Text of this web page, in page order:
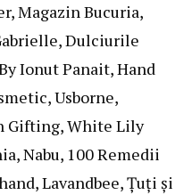
Magazin Bucuria,
Dulciurile
Ionut Panait, Hand
Usborne,
Gifting, White Lily
Nabu, 100 Remedii
Lavandbee, Țuți și